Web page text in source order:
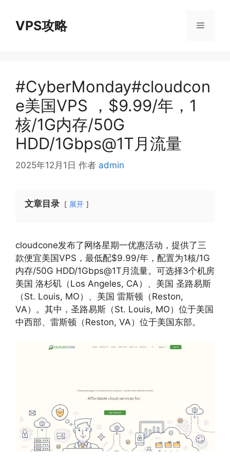
VPS攻略 菜
#CyberMonday#cloudcon
e美国VPS ，$9.99/年，1
核/1G内存/50G
HDD/1Gbps@1T月流量
2025年12月1日 作者 admin
文章目录 展开
cloudcone发布了网络星期一优惠活动，提供了三
款便宜美国VPS，最低配$9.99/年，配置为1核/1G
内存/50G HDD/1Gbps@1T月流量。可选择3个机房
美国 洛杉矶（Los Angeles, CA）、美国 圣路易斯
（St. Louis, MO）、美国 雷斯顿（Reston,
VA）。其中，圣路易斯（St. Louis, MO）位于美国
中西部、雷斯顿（Reston, VA）位于美国东部。